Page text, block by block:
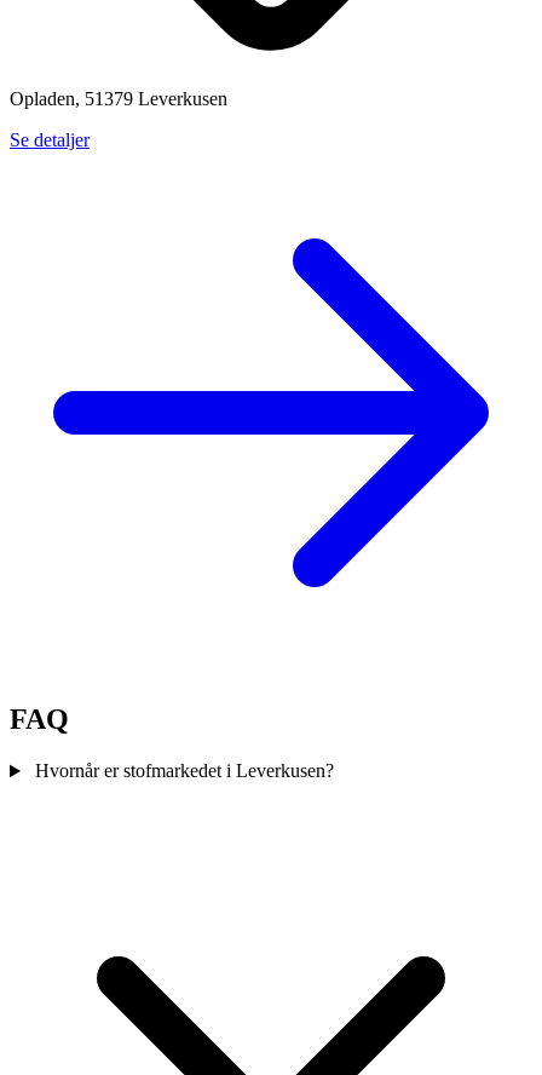
Opladen, 51379 Leverkusen
Se detaljer
FAQ
Hvornår er stofmarkedet i Leverkusen?